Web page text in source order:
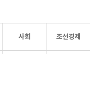
사회 조선경제